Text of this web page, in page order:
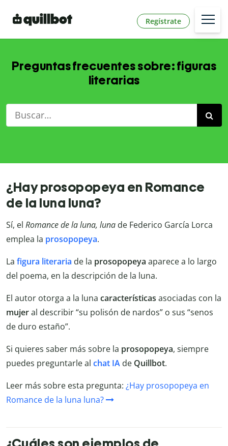
Regístrate
Preguntas frecuentes sobre: figuras
literarias
¿Hay prosopopeya en Romance
de la luna luna?
Sí, el Romance de la luna, luna de Federico García Lorca
emplea la prosopopeya.
La figura literaria de la prosopopeya aparece a lo largo
del poema, en la descripción de la luna.
El autor otorga a la luna características asociadas con la
mujeral describir “su polisón de nardos” o sus “senos
de duro estaño”.
Si quieres saber más sobre la prosopopeya, siempre
puedes preguntarle al chat IA de Quillbot.
Leer más sobre esta pregunta: ¿Hay prosopopeya en
Romance de la luna luna?